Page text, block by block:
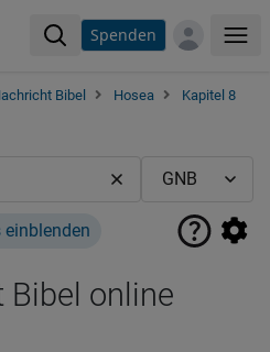
Spenden
Bibel Hosea
Kapitel 8
einblenden
Bibel online